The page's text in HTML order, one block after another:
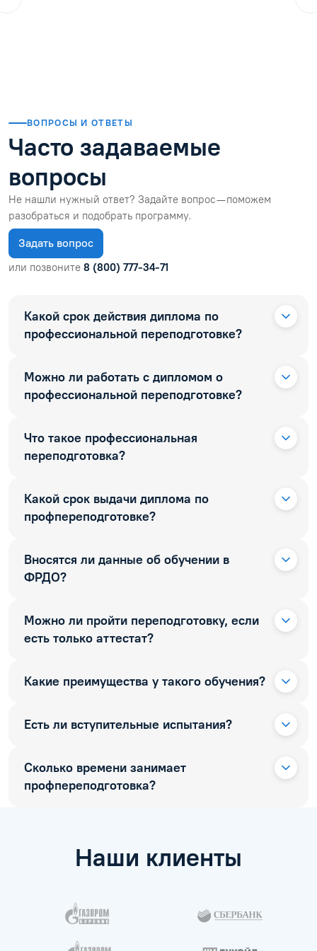
ВОПРОСЫ И ОТВЕТЫ
Часто задаваемые
вопросы
Не нашли нужный ответ? Задайте вопрос — поможем
разобраться и подобрать программу.
Задать вопрос
или позвоните 8 (800) 777-34-71
Какой срок действия диплома по
профессиональной переподготовке?
Можно ли работать с дипломом о
профессиональной переподготовке?
Что такое профессиональная
переподготовка?
Какой срок выдачи диплома по
профпереподготовке?
Вносятся ли данные об обучении в
ФРДО?
Можно ли пройти переподготовку, если
есть только аттестат?
Какие преимущества у такого обучения?
Есть ли вступительные испытания?
Сколько времени занимает
профпереподготовка?
Наши клиенты